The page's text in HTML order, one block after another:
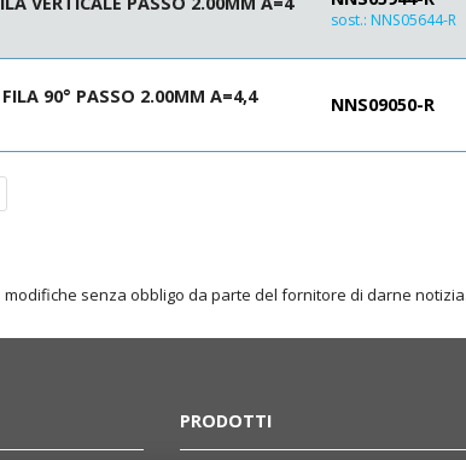
sost.: NNS05644-R
90° PASSO 2.00MM A=4,4 NNS09050-R
senza obbligo da parte del fornitore di darne
PRODOTTI